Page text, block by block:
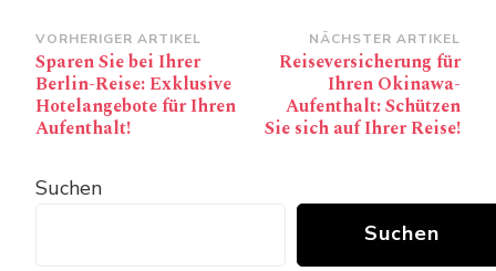
Beitragsnavigation
VORHERIGER ARTIKEL
Sparen Sie bei Ihrer
Berlin-Reise: Exklusive
Hotelangebote für Ihren
Aufenthalt!
NÄCHSTER ARTIKEL
Reiseversicherung für
Ihren Okinawa-
Aufenthalt: Schützen
Sie sich auf Ihrer Reise!
Suchen
Suchen